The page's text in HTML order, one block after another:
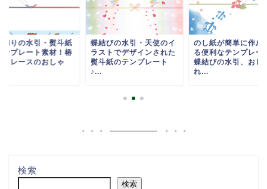
切りの水引・熨斗紙
ンプレート素材！椿
とレースのおしゃ
蝶結びの水引・天使のイ
ラストでデザインされた
熨斗紙のテンプレート
♪...
のし紙が簡単に作成
る便利なテンプレー
蝶結びの水引、おし
れ...
検索
検索